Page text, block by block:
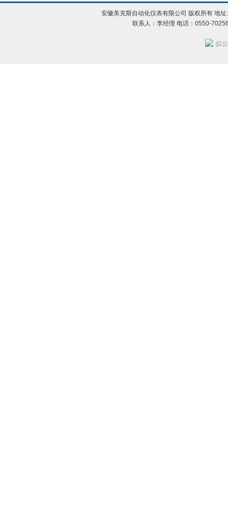
安徽美克斯自动化仪表有限公司 版权所有 地
联系人：李经理 电话：0550-
皖